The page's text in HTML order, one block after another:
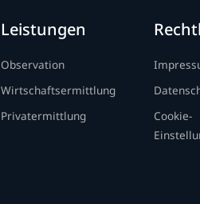
Leistungen
Observation
Wirtschaftsermittlung
Privatermittlung
Cookie-